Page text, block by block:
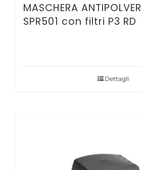
MASCHERA
SPR501 con filtri P3 RD
Dettagli